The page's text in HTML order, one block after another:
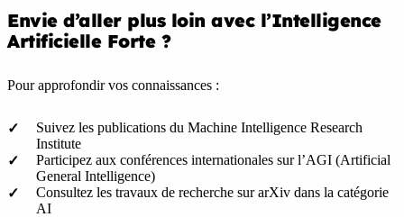
Envie d’aller plus loin avec l’Intelligence
Artificielle Forte ?
Pour approfondir vos connaissances :
Suivez les publications du Machine Intelligence Research
Institute
Participez aux conférences internationales sur l’AGI (Artificial
General Intelligence)
Consultez les travaux de recherche sur arXiv dans la catégorie
AI